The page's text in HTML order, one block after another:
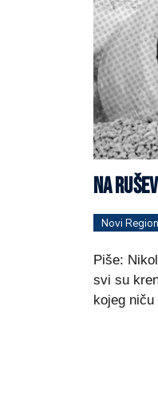
NA
Novi Region
Piše:
svi su
kojeg